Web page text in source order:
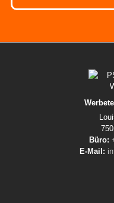
Büro:
E-Mail: